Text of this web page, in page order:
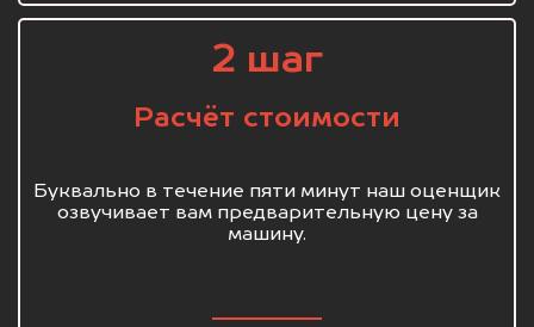
2 шаг
Расчёт стоимости
Буквально в течение пяти минут наш оценщик
озвучивает вам предварительную цену за
машину.